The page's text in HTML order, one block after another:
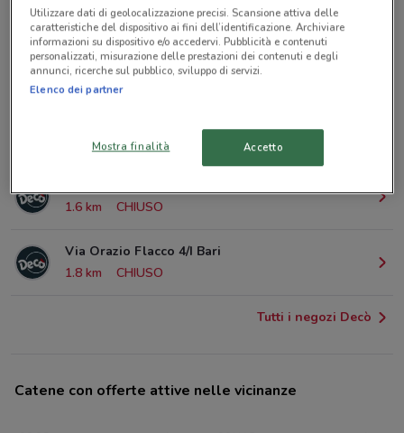
434 m
CHIUSO
Via Enrico Toti, 94/b Bari
985 m
CHIUSO
CHIUSO
1.6 km
CHIUSO
Via Orazio Flacco 4/I Bari
1.8 km
CHIUSO
Tutti i negozi Decò
Catene con offerte attive nelle vicinanze
Utilizzare dati di geolocalizzazione precisi. Scansione attiva delle
caratteristiche del dispositivo ai fini dell’identificazione. Archiviare
informazioni su dispositivo e/o accedervi. Pubblicità e contenuti
personalizzati, misurazione delle prestazioni dei contenuti e degli
annunci, ricerche sul pubblico, sviluppo di servizi.
Elenco dei partner
Mostra finalità Accetto